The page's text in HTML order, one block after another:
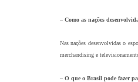
– Como as nações
Nas nações desenvolvidas o
merchandising e
– O que o Brasil pode fazer